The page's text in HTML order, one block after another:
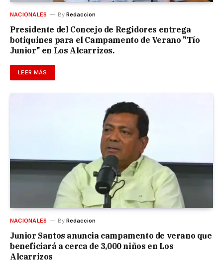
NACIONALES By Redaccion
Presidente del Concejo de Regidores entrega
botiquines para el Campamento de Verano "Tío
Junior" en Los Alcarrizos.
LEER MÁS
NACIONALES By Redaccion
Junior Santos anuncia campamento de verano que
beneficiará a cerca de 3,000 niños en Los
Alcarrizos